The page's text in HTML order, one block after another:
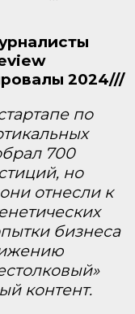
2024///
по
700
но
отнесли к
бизнеса
контент.